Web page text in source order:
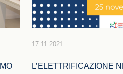
17.11.2021
L’ELETTRIFICAZIONE